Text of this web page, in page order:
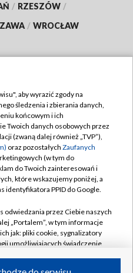
/ RZESZÓW /
/ WROCŁAW
TVP
zgody
aby wyrazić zgody na
śledzenia i zbierania danych,
końcowym i ich
Twoich danych osobowych przez
(zwaną dalej również „TVP”),
oraz pozostałych Zaufanych
(w tym do
do Twoich zainteresowań i
które wskazujemy poniżej, a
identyfikatora PPID do Google.
odwiedzania przez Ciebie naszych
„Portalem”, w tym informacje
jak: pliki cookie, sygnalizatory
umożliwiających świadczenie